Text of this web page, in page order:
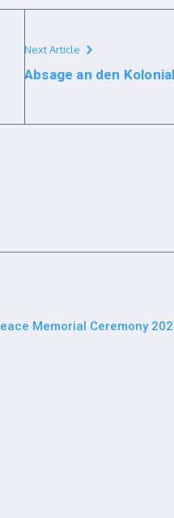
Next Article
Absage an den
Memorial Ceremony